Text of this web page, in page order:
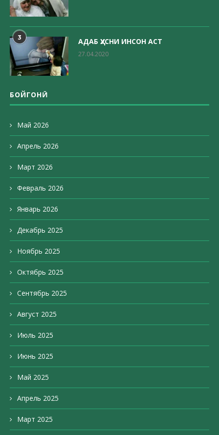
3 АДАБ ҲУСНИ ИНСОН АСТ
27.04.2020
БОЙГОНӢ
Май 2026
Апрель 2026
Март 2026
Февраль 2026
Январь 2026
Декабрь 2025
Ноябрь 2025
Октябрь 2025
Сентябрь 2025
Август 2025
Июль 2025
Июнь 2025
Май 2025
Апрель 2025
Март 2025